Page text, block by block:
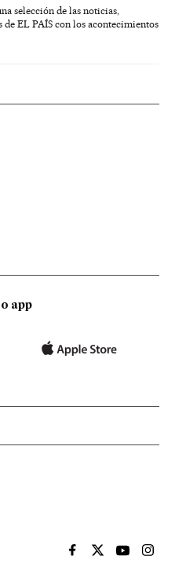
selección de las noticias,
EL PAÍS con los acontecimientos
app
EL PAÍS BRASIL EN
EL PAÍSEL PAÍS
EL